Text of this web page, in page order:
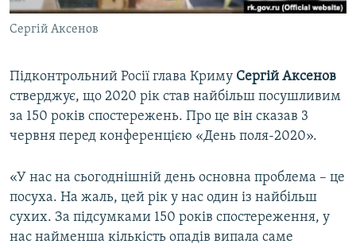
УКРАЇНСЬКА ПРОБЛЕМА КРИМУ
ІНФОГРАФІКА
ДОЛУЧАЙСЯ!
Усі сайти RFE/RL
Сергій Аксенов
Підконтрольний Росії глава Криму Сергій Аксенов
стверджує, що 2020 рік став найбільш посушливим
за 150 років спостережень. Про це він сказав 3
червня перед конференцією «День поля-2020».
«У нас на сьогоднішній день основна проблема – це
посуха. На жаль, цей рік у нас один із найбільш
сухих. За підсумками 150 років спостереження, у
нас найменша кількість опадів випала саме